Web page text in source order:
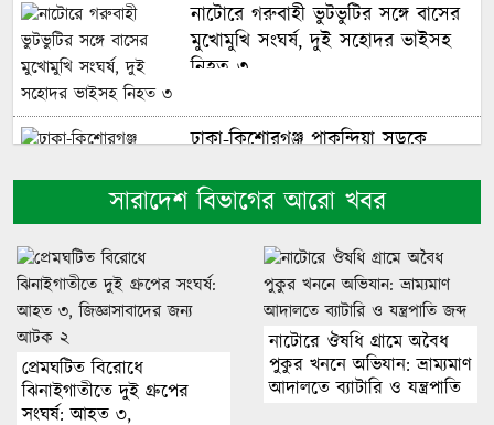
নাটোরে গরুবাহী ভুটভুটির সঙ্গে বাসের
মুখোমুখি সংঘর্ষ, দুই সহোদর ভাইসহ
নিহত ৩
ঢাকা-কিশোরগঞ্জ পাকুন্দিয়া সড়কে
২
ভুলগুলো না হলে জীবন আরও স্মুথ
হতে পারত: শাকিব খান
না.গঞ্জে গ্যাস বিস্ফোরণে দগ্ধদের মধ্যে
শিশু মারুফের মৃত্যু
সারাদেশ বিভাগের আরো খবর
প্রেমঘটিত বিরোধে
ঝিনাইগাতীতে দুই গ্রুপের
সংঘর্ষ: আহত ৩,
নাটোরে ঔষধি গ্রামে অবৈধ
পুকুর খননে অভিযান: ভ্রাম্যমাণ
আদালতে ব্যাটারি ও যন্ত্রপাতি